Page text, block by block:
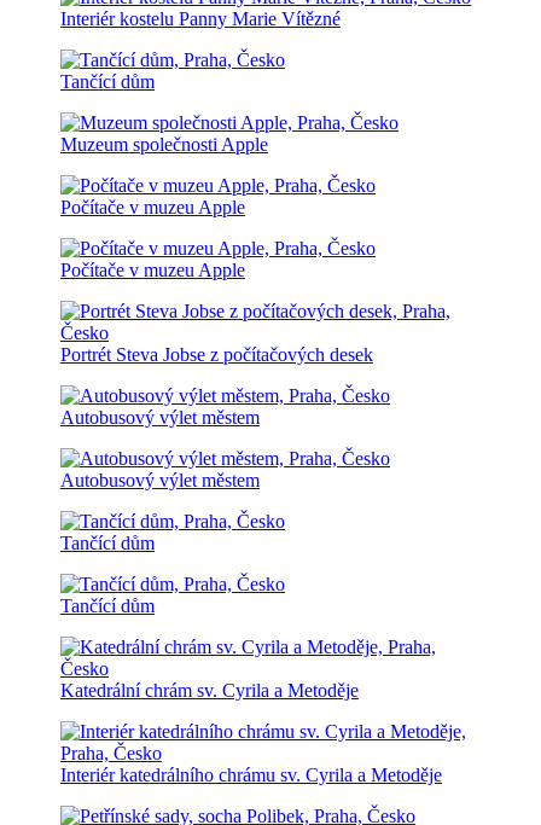
Interiér kostelu Panny Marie Vítězné
Tančící dům
Muzeum společnosti Apple
Počítače v muzeu Apple
Počítače v muzeu Apple
Portrét Steva Jobse z počítačových desek
Autobusový výlet městem
Autobusový výlet městem
Tančící dům
Tančící dům
Katedrální chrám sv. Cyrila a Metoděje
Interiér katedrálního chrámu sv. Cyrila a Metoděje